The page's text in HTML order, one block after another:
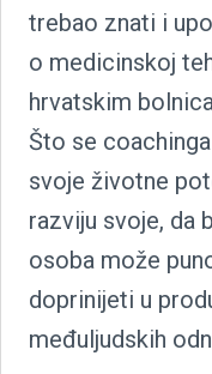
trebao znati i
o medicinskoj
hrvatskim
Što se
svoje životne
razviju svoje, da
osoba može
doprinijeti u
međuljudskih